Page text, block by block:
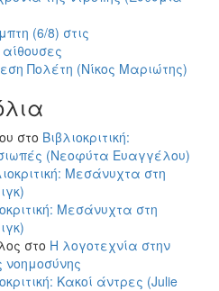
(6/8) στις
Πολέτη (Νίκος Μαριώτης)
στο Βιβλιοκριτική:
(Νεοφύτα Ευαγγέλου)
Μεσάνυχτα στη
Μεσάνυχτα στη
στο Η λογοτεχνία στην
νοημοσύνης
Κακοί άντρες (Julie